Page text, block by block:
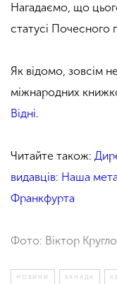
Нагадаємо, що
статусі Почесного
Як відомо, зовсім
міжнародних
Відні.
Читайте також:
видавців: Наша
Франкфурта
Фото: Віктор
НОВИНИ КАНАДА